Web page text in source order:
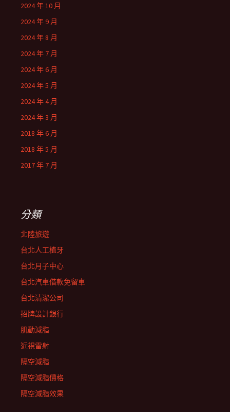
2024 年 10 月
2024 年 9 月
2024 年 8 月
2024 年 7 月
2024 年 6 月
2024 年 5 月
2024 年 4 月
2024 年 3 月
2018 年 6 月
2018 年 5 月
2017 年 7 月
分類
北陸旅遊
台北人工植牙
台北月子中心
台北汽車借款免留車
台北清潔公司
招牌設計銀行
肌動減脂
近視雷射
隔空減脂
隔空減脂價格
隔空減脂效果